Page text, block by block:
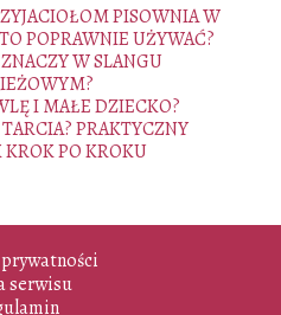
PISOWNIA W
POPRAWNIE UŻYWAĆ?
W SLANGU
I MAŁE DZIECKO?
PRAKTYCZNY
PO KROKU
serwisu